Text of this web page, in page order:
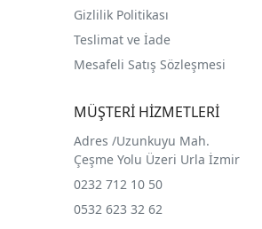
Gizlilik Politikası
Teslimat ve İade
Mesafeli Satış Sözleşmesi
MÜŞTERİ HİZMETLERİ
Adres /Uzunkuyu Mah.
Çeşme Yolu Üzeri Urla İzmir
0232 712 10 50
0532 623 32 62